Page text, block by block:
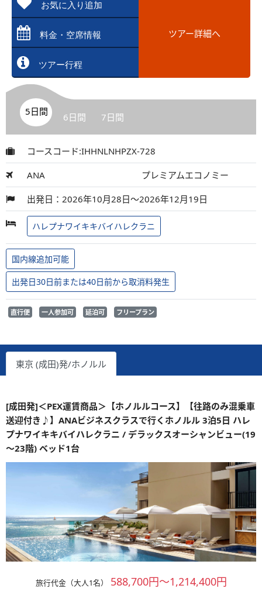
お気に入り追加
料金・空席情報
ツアー行程
ツアー詳細へ
5日間 6日間 7日間
コースコード:IHHNLNHPZX-728
ANA プレミアムエコノミー
出発日：2026年10月28日～2026年12月19日
ハレプナワイキキバイハレクラニ
国内線追加可能
出発日30日前または40日前から取消料発生
直行便 一人参加可 延泊可 フリープラン
東京 (成田)発/ホノルル
[成田発]＜PEX運賃商品＞【ホノルルコース】【往路のみ混乗車
送迎付き♪】ANAビジネスクラスで行くホノルル 3泊5日 ハレ
プナワイキキバイハレクラニ / デラックスオーシャンビュー(19
～23階) ベッド1台
旅行代金（大人1名） 588,700円～1,214,400円